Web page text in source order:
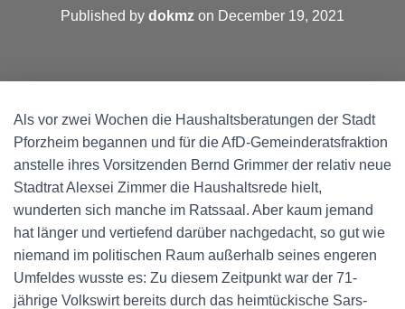
Published by dokmz on December 19, 2021
Als vor zwei Wochen die Haushaltsberatungen der Stadt
Pforzheim begannen und für die AfD-Gemeinderatsfraktion
anstelle ihres Vorsitzenden Bernd Grimmer der relativ neue
Stadtrat Alexsei Zimmer die Haushaltsrede hielt,
wunderten sich manche im Ratssaal. Aber kaum jemand
hat länger und vertiefend darüber nachgedacht, so gut wie
niemand im politischen Raum außerhalb seines engeren
Umfeldes wusste es: Zu diesem Zeitpunkt war der 71-
jährige Volkswirt bereits durch das heimtückische Sars-